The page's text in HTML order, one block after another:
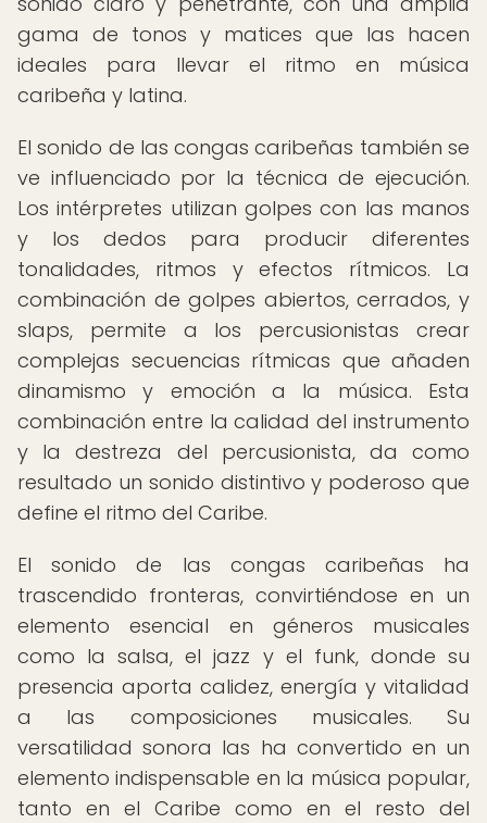
gama de tonos y matices que las hacen
ideales para llevar el ritmo en música
caribeña y latina.
El sonido de las congas caribeñas también se
ve influenciado por la técnica de ejecución.
Los intérpretes utilizan golpes con las manos
y los dedos para producir diferentes
tonalidades, ritmos y efectos rítmicos. La
combinación de golpes abiertos, cerrados, y
slaps, permite a los percusionistas crear
complejas secuencias rítmicas que añaden
dinamismo y emoción a la música. Esta
combinación entre la calidad del instrumento
y la destreza del percusionista, da como
resultado un sonido distintivo y poderoso que
define el ritmo del Caribe.
El sonido de las congas caribeñas ha
trascendido fronteras, convirtiéndose en un
elemento esencial en géneros musicales
como la salsa, el jazz y el funk, donde su
presencia aporta calidez, energía y vitalidad
a las composiciones musicales. Su
versatilidad sonora las ha convertido en un
elemento indispensable en la música popular,
tanto en el Caribe como en el resto del